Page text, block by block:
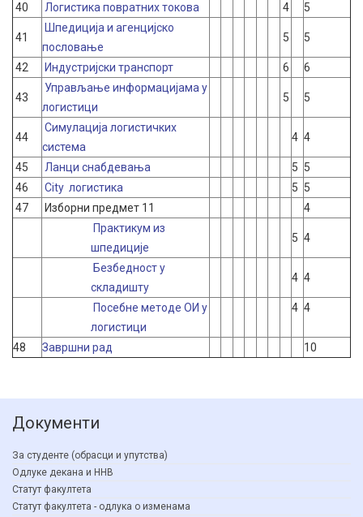
40
Логистика повратних токова 4 5
41
Шпедиција и агенцијско
пословање
5 5
42 Индустријски транспорт 6 6
43
Управљање информацијама у
логистици
5 5
44
Симулација логистичких
система
4 4
45 Ланци снабдевања 5 5
46
City логистика 5 5
47
Изборни предмет 11
4
Практикум из
шпедиције
5 4
Безбедност у
складишту
4 4
Посебне методе ОИ у
логистици
4 4
48 Завршни рад 10
Документи
За студенте (обрасци и упутства)
Одлуке декана и ННВ
Статут факултета
Статут факултета - одлука о изменама